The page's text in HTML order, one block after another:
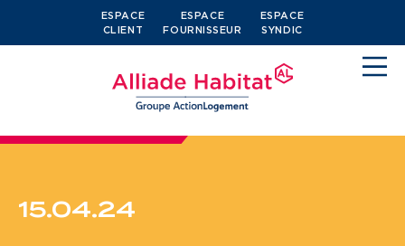
ESPACE
CLIENT
ESPACE
FOURNISSEUR
ESPACE
SYNDIC
15.04.24